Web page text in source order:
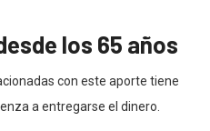
los 65 años
con este aporte tiene
a entregarse el dinero.